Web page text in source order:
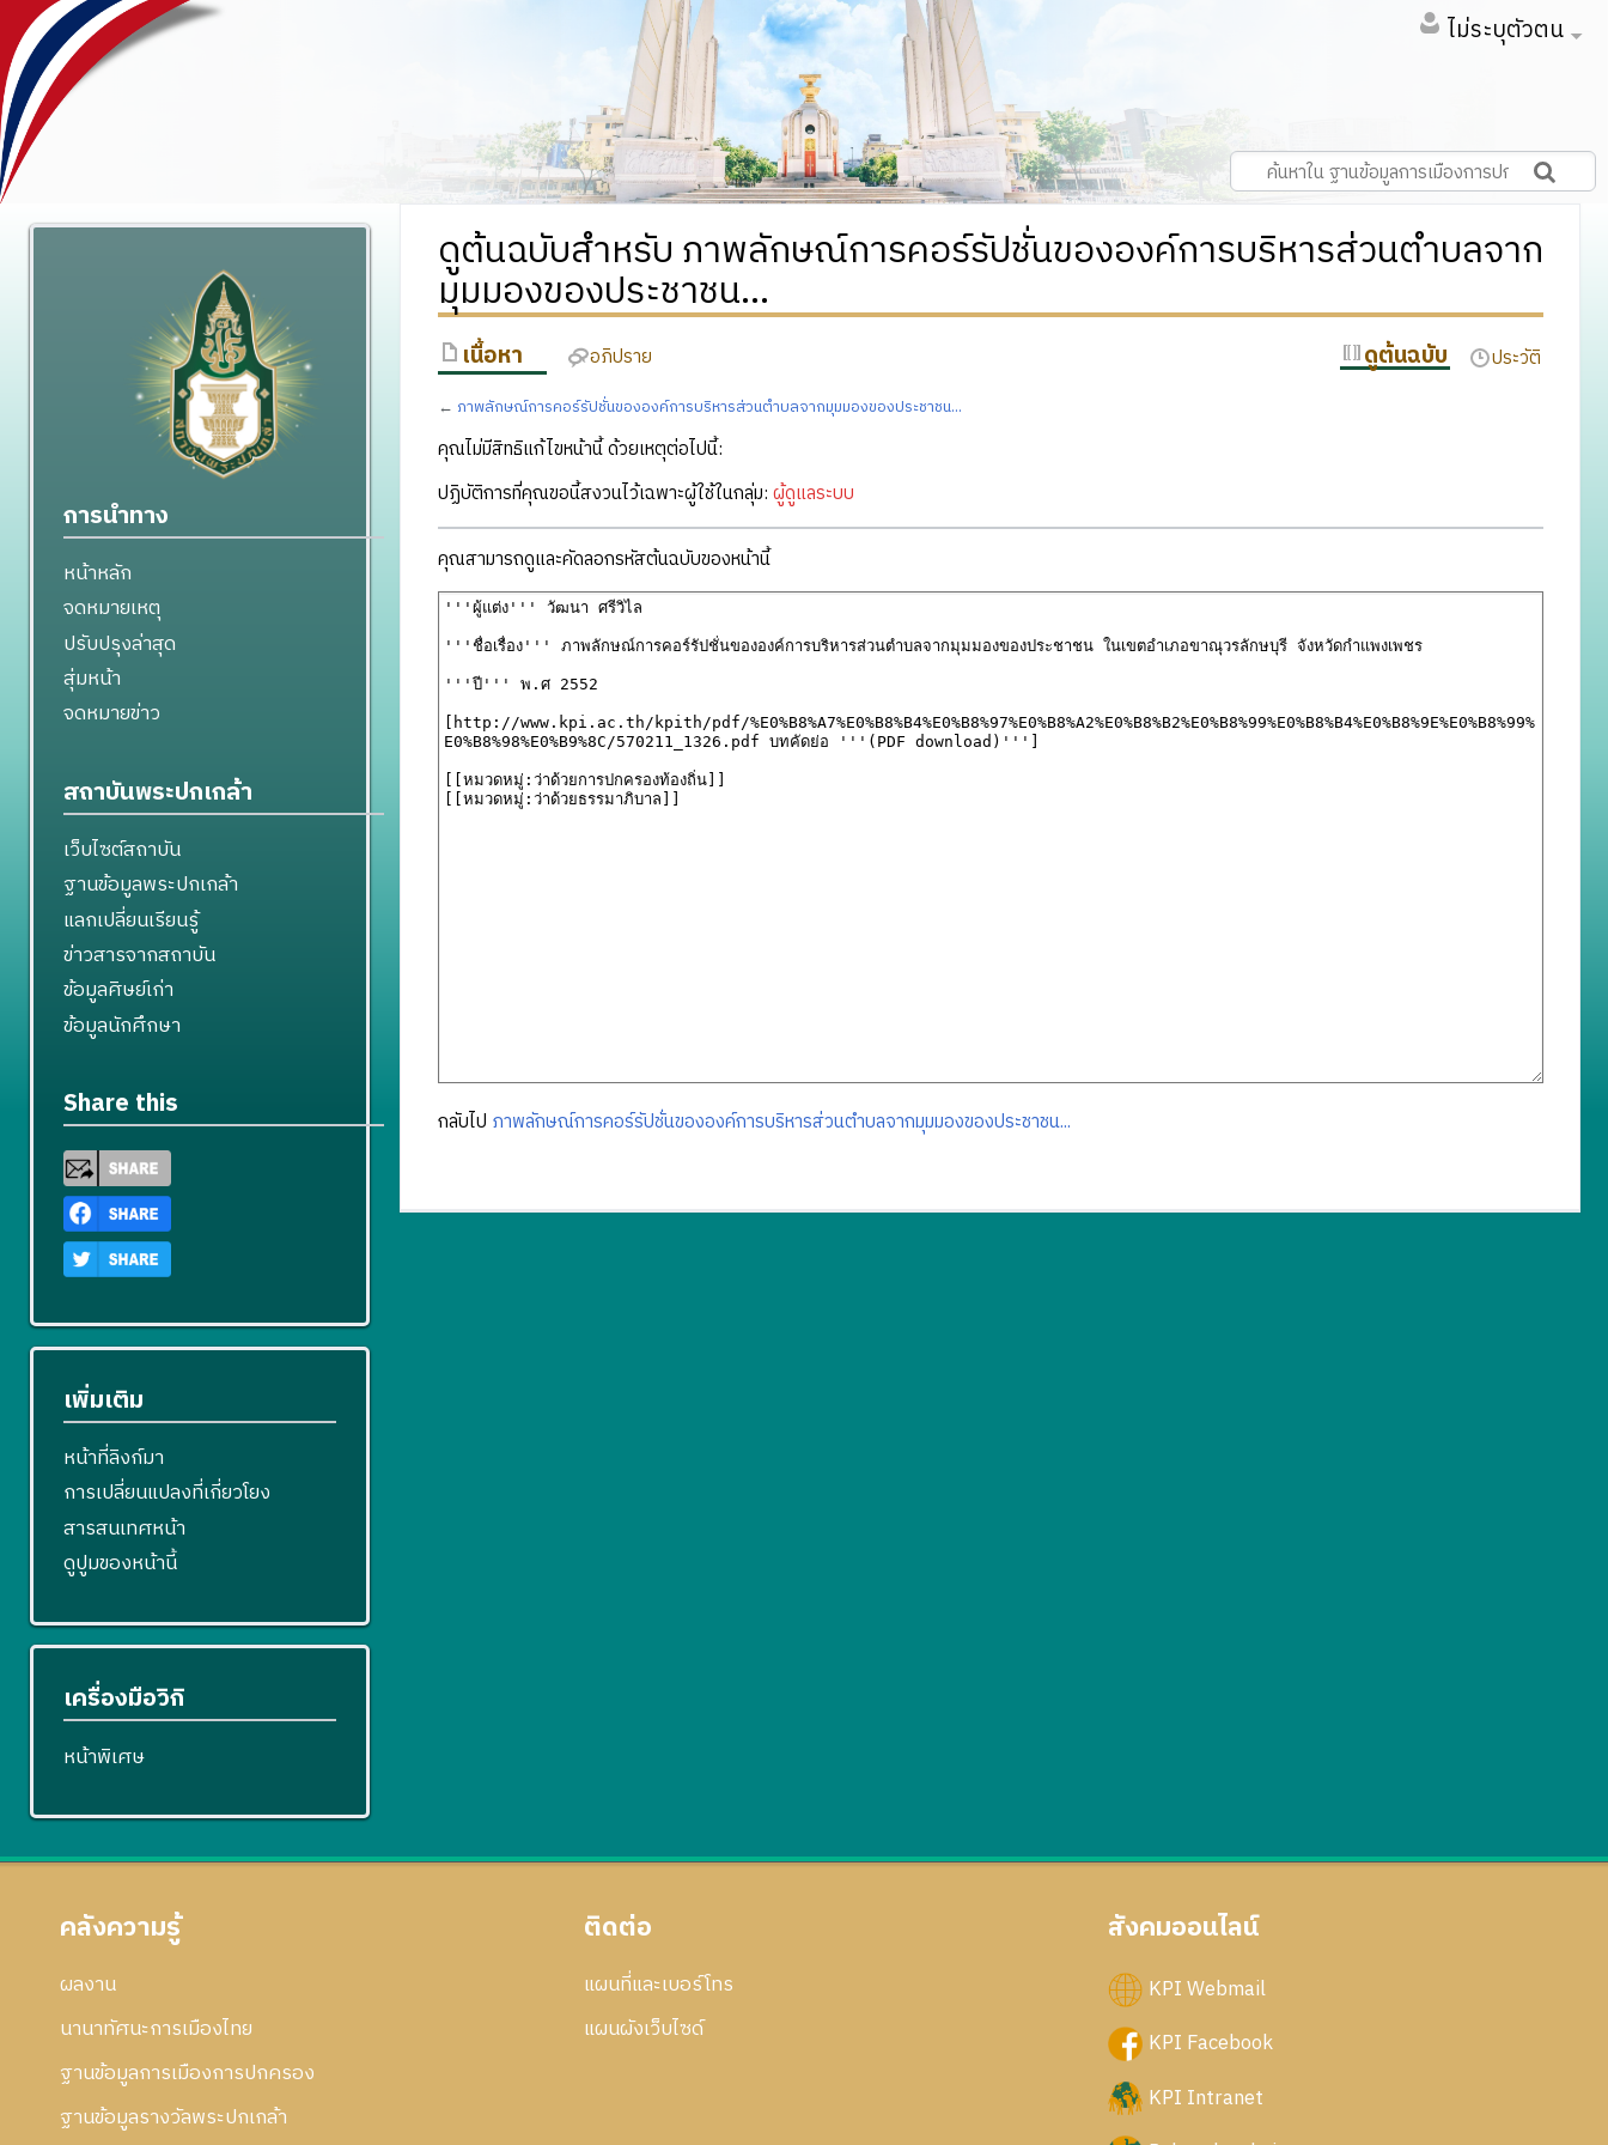
ไม่ระบุตัวตน
ดูต้นฉบับสำหรับ ภาพลักษณ์การคอร์รัปชั่นขององค์การบริหารส่วนตำบลจาก
มุมมองของประชาชน...
เนื้อหา อภิปราย ดูต้นฉบับ ประวัติ
← ภาพลักษณ์การคอร์รัปชั่นขององค์การบริหารส่วนตำบลจากมุมมองของประชาชน...
คุณไม่มีสิทธิแก้ไขหน้านี้ ด้วยเหตุต่อไปนี้:
ปฏิบัติการที่คุณขอนี้สงวนไว้เฉพาะผู้ใช้ในกลุ่ม: ผู้ดูแลระบบ
คุณสามารถดูและคัดลอกรหัสต้นฉบับของหน้านี้
กลับไป ภาพลักษณ์การคอร์รัปชั่นขององค์การบริหารส่วนตำบลจากมุมมองของประชาชน...
การนำทาง
หน้าหลัก
จดหมายเหตุ
ปรับปรุงล่าสุด
สุ่มหน้า
จดหมายข่าว
สถาบันพระปกเกล้า
เว็บไซต์สถาบัน
ฐานข้อมูลพระปกเกล้า
แลกเปลี่ยนเรียนรู้
ข่าวสารจากสถาบัน
ข้อมูลศิษย์เก่า
ข้อมูลนักศึกษา
Share this
เพิ่มเติม
หน้าที่ลิงก์มา
การเปลี่ยนแปลงที่เกี่ยวโยง
สารสนเทศหน้า
ดูปูมของหน้านี้
เครื่องมือวิกิ
หน้าพิเศษ
คลังความรู้
ผลงาน
นานาทัศนะการเมืองไทย
ฐานข้อมูลการเมืองการปกครอง
ฐานข้อมูลรางวัลพระปกเกล้า
ติดต่อ
แผนที่และเบอร์โทร
แผนผังเว็บไซด์
สังคมออนไลน์
KPI Webmail
KPI Facebook
KPI Intranet